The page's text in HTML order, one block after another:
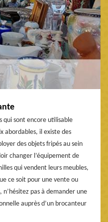
qui sont encore utilisable
abordables, il existe des
des objets fripés au sein
changer l’équipement de
qui vendent leurs meubles,
ce soit pour une vente ou
pas à demander une
auprès d’un brocanteur